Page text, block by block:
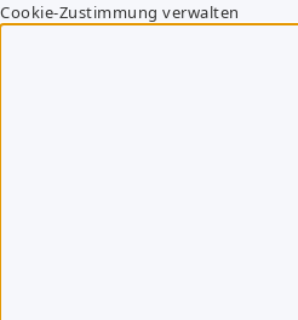
Cookie-Zustimmung verwalten